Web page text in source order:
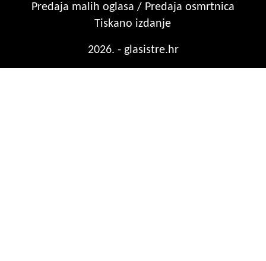
Predaja malih oglasa / Predaja osmrtnica
Tiskano izdanje
2026. - glasistre.hr